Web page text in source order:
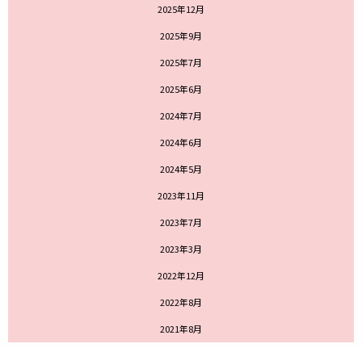
2025年12月
2025年9月
2025年7月
2025年6月
2024年7月
2024年6月
2024年5月
2023年11月
2023年7月
2023年3月
2022年12月
2022年8月
2021年8月